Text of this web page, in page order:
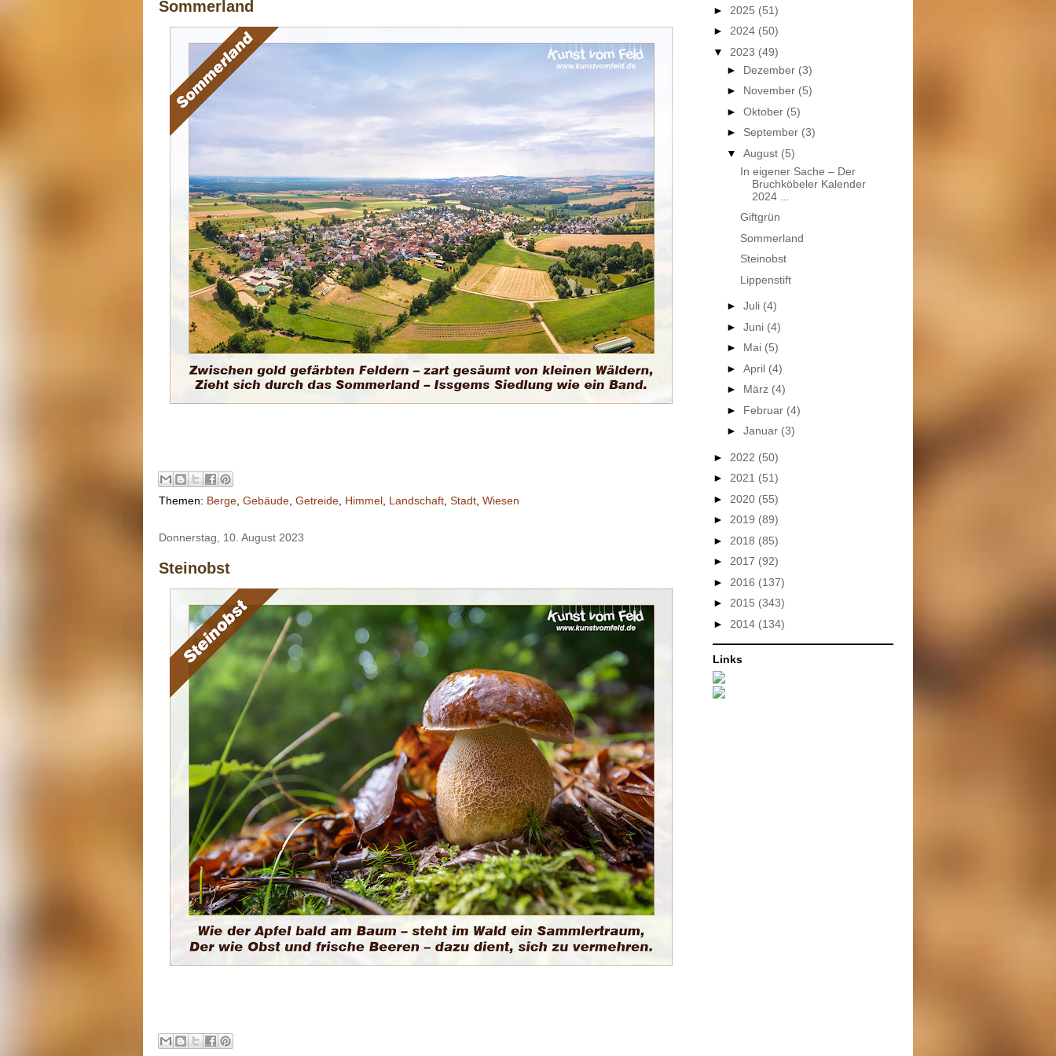
Sommerland
Themen: Berge Gebäude Getreide Himmel Landschaft Stadt Wiesen
Donnerstag, 10. August 2023
Steinobst
► 2025 (51)
► 2024 (50)
▼ 2023 (49)
► Dezember (3)
► November (5)
► Oktober (5)
► September (3)
▼ August (5)
In eigener Sache – Der
Bruchköbeler Kalender
2024 ...
Giftgrün
Sommerland
Steinobst
Lippenstift
► Juli (4)
► Juni (4)
► Mai (5)
► April (4)
► März (4)
► Februar (4)
► Januar (3)
► 2022 (50)
► 2021 (51)
► 2020 (55)
► 2019 (89)
► 2018 (85)
► 2017 (92)
► 2016 (137)
► 2015 (343)
► 2014 (134)
Links